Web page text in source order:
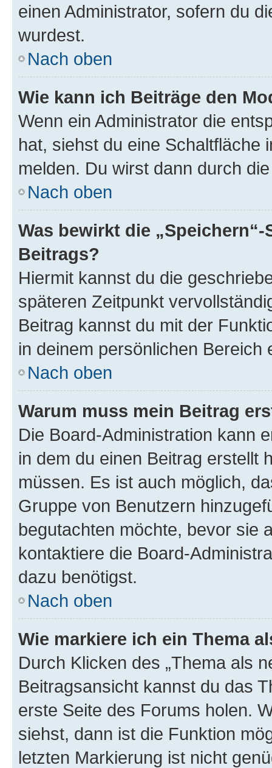
einen Administrator, sofern du
wurdest.
Nach oben
Wie kann ich Beiträge den
Wenn ein Administrator die
hat, siehst du eine Schaltfläche
melden. Du wirst dann durch
Nach oben
Was bewirkt die
Beitrags?
Hiermit kannst du die
späteren Zeitpunkt
Beitrag kannst du mit der
in deinem persönlichen Bereich
Nach oben
Warum muss mein Beitrag
Die Board-Administration kann
in dem du einen Beitrag erstellt
müssen. Es ist auch möglich,
Gruppe von Benutzern
begutachten möchte, bevor sie
kontaktiere die Board-
dazu benötigst.
Nach oben
Wie markiere ich ein Thema
Durch Klicken des „Thema als
Beitragsansicht kannst du das
erste Seite des Forums holen.
siehst, dann ist die Funktion
letzten Markierung ist nicht